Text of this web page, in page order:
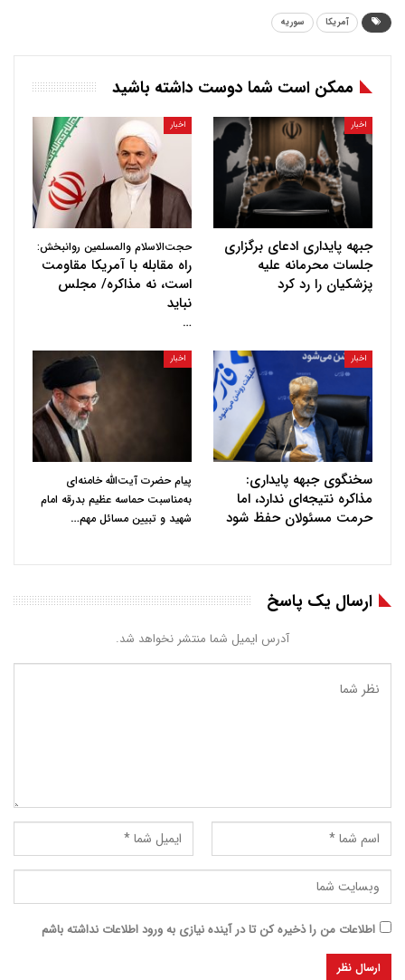
آمریکا سوریه
ممکن است شما دوست داشته باشید
اخبار
جبهه پایداری ادعای برگزاری
جلسات محرمانه علیه
پزشکیان را رد کرد
اخبار
حجت‌الاسلام والمسلمین روانبخش:
راه مقابله با آمریکا مقاومت
است، نه مذاکره/ مجلس
نباید
…
اخبار
سخنگوی جبهه پایداری:
مذاکره نتیجه‌ای ندارد، اما
حرمت مسئولان حفظ شود
اخبار
پیام حضرت آیت‌الله خامنه‌ای
به‌مناسبت حماسه عظیم بدرقه امام
شهید و تبیین مسائل مهم…
ارسال یک پاسخ
آدرس ایمیل شما منتشر نخواهد شد.
اطلاعات من را ذخیره کن تا در آینده نیازی به ورود اطلاعات نداشته باشم